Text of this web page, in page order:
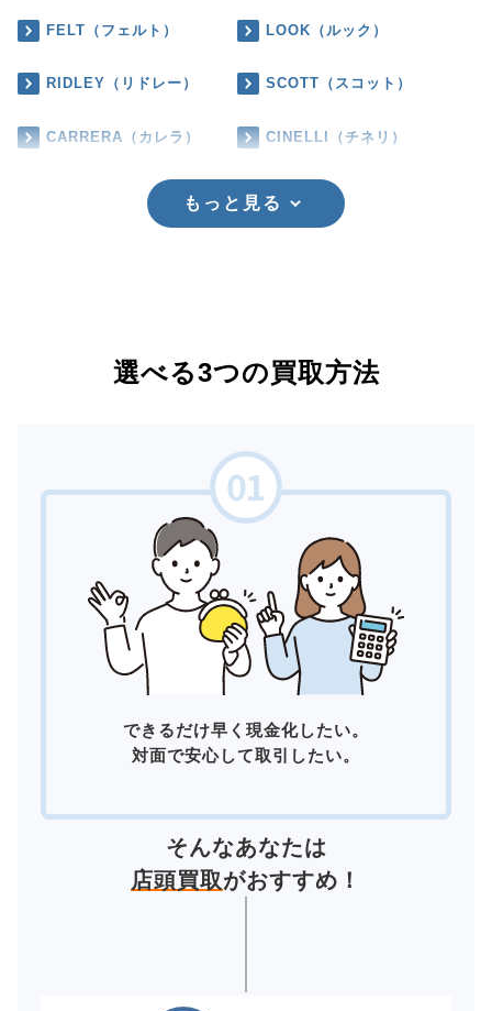
FELT（フェルト） LOOK（ルック）
RIDLEY（リドレー） SCOTT（スコット）
CARRERA（カレラ） CINELLI（チネリ）
もっと見る
選べる3つの買取方法
できるだけ早く現金化したい。
対面で安心して取引したい。
そんなあなたは
店頭買取がおすすめ！